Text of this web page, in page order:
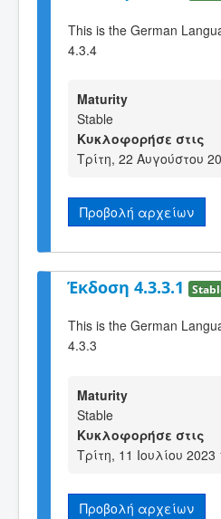
This is the German
4.3.4
Maturity
Stable
Κυκλοφορήσε στις
Τρίτη, 22 Αυγούστου
Προβολή αρχείων
Έκδοση 4.3.3.1
This is the German
4.3.3
Maturity
Stable
Κυκλοφορήσε στις
Τρίτη, 11 Ιουλίου 2023
Προβολή αρχείων